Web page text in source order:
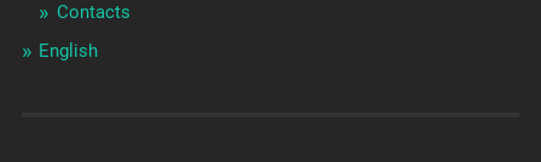
Contacts
English